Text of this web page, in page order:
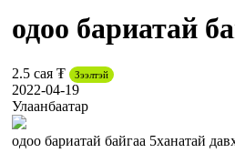
одоо бариатай
2.5 сая ₮ Зээлтэй
2022-04-19
Улаанбаатар
одоо бариатай байгаа 5ханатай